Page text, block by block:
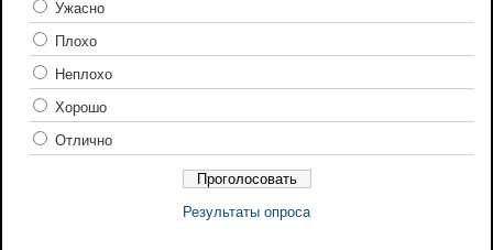
Ужасно
Плохо
Неплохо
Хорошо
Отлично
Результаты опроса